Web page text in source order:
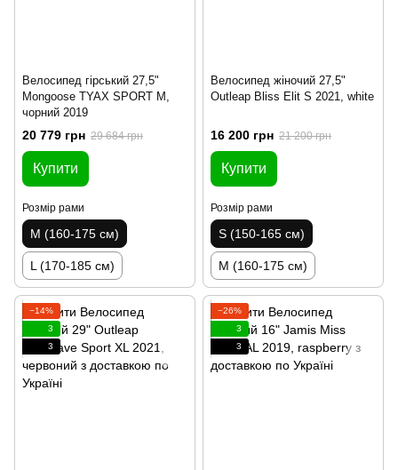
Велосипед гірський 27,5"
Mongoose TYAX SPORT M,
чорний 2019
20 779 грн 29 684 грн
Купити
Розмір рами
M (160-175 см)
L (170-185 см)
Велосипед жіночий 27,5"
Outleap Bliss Elit S 2021, white
16 200 грн 21 200 грн
Купити
Розмір рами
S (150-165 см)
M (160-175 см)
−14%
3
3
−26%
3
3